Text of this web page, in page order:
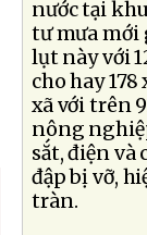
nước tại
tư mưa mới
lụt này với
cho hay
xã với trên
nông
sắt, điện
đập bị vỡ,
tràn.